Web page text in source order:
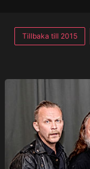
Tillbaka till 2015